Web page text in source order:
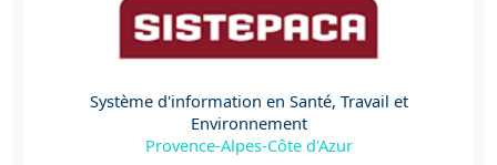
Système d'information en Santé, Travail et
Environnement
Provence-Alpes-Côte d'Azur